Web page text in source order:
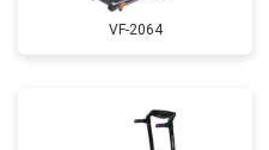
VF-2064